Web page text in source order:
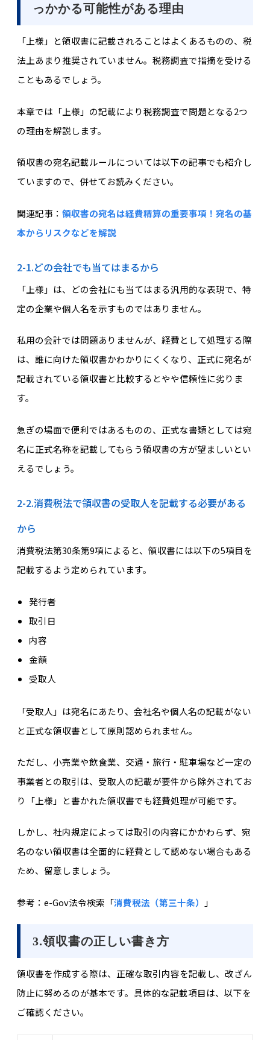
っかかる可能性がある理由
「上様」と領収書に記載されることはよくあるものの、税
法上あまり推奨されていません。税務調査で指摘を受ける
こともあるでしょう。
本章では「上様」の記載により税務調査で問題となる2つ
の理由を解説します。
領収書の宛名記載ルールについては以下の記事でも紹介し
ていますので、併せてお読みください。
関連記事： 領収書の宛名は経費精算の重要事項！宛名の基
本からリスクなどを解説
2-1.どの会社でも当てはまるから
「上様」は、どの会社にも当てはまる汎用的な表現で、特
定の企業や個人名を示すものではありません。
私用の会計では問題ありませんが、経費として処理する際
は、誰に向けた領収書かわかりにくくなり、正式に宛名が
記載されている領収書と比較するとやや信頼性に劣りま
す。
急ぎの場面で便利ではあるものの、正式な書類としては宛
名に正式名称を記載してもらう領収書の方が望ましいとい
えるでしょう。
2-2.消費税法で領収書の受取人を記載する必要がある
から
消費税法第30条第9項によると、領収書には以下の5項目を
記載するよう定められています。
発行者
取引日
内容
金額
受取人
「受取人」は宛名にあたり、会社名や個人名の記載がない
と正式な領収書として原則認められません。
ただし、小売業や飲食業、交通・旅行・駐車場など一定の
事業者との取引は、受取人の記載が要件から除外されてお
り「上様」と書かれた領収書でも経費処理が可能です。
しかし、社内規定によっては取引の内容にかかわらず、宛
名のない領収書は全面的に経費として認めない場合もある
ため、留意しましょう。
参考：e-Gov法令検索「消費税法（第三十条） 」
3.領収書の正しい書き方
領収書を作成する際は、正確な取引内容を記載し、改ざん
防止に努めるのが基本です。具体的な記載項目は、以下を
ご確認ください。